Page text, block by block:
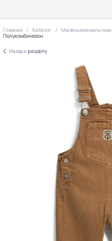
Главная Каталог Маленькие мальчики
Полукомбинезон
Назад к разделу